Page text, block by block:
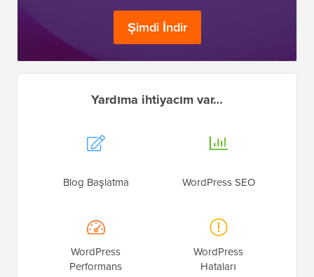
Şimdi İndir
Yardıma ihtiyacım var…
Blog Başlatma WordPress SEO
WordPress
Performans
WordPress
Hataları